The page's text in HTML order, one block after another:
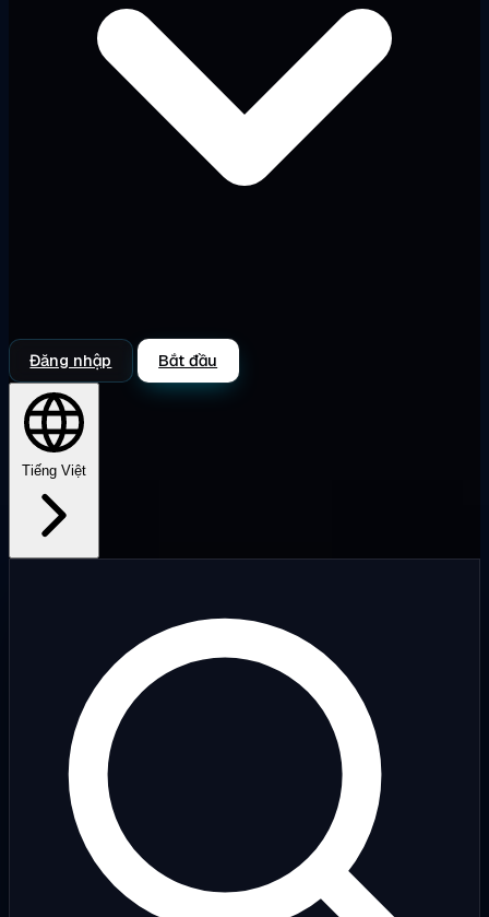
Đăng nhập Bắt đầu
Tiếng Việt